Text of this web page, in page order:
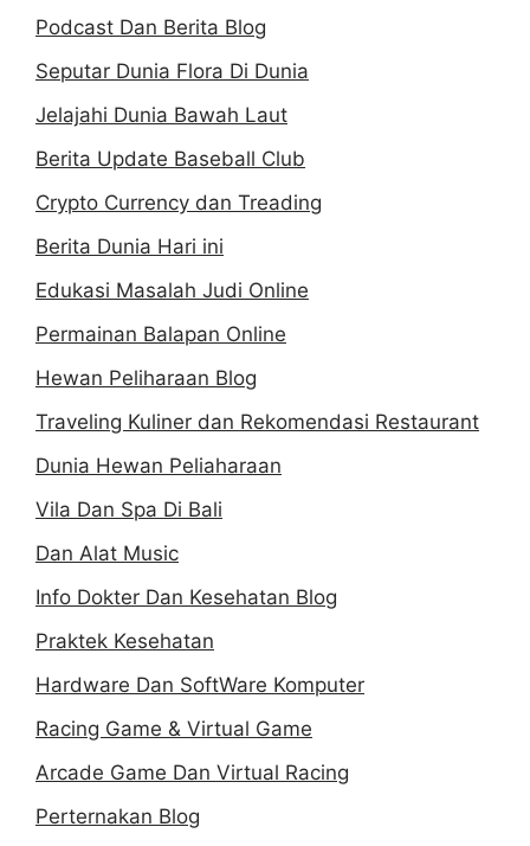
Podcast Dan Berita Blog
Seputar Dunia Flora Di Dunia
Jelajahi Dunia Bawah Laut
Berita Update Baseball Club
Crypto Currency dan Treading
Berita Dunia Hari ini
Edukasi Masalah Judi Online
Permainan Balapan Online
Hewan Peliharaan Blog
Traveling Kuliner dan Rekomendasi Restaurant
Dunia Hewan Peliaharaan
Vila Dan Spa Di Bali
Dan Alat Music
Info Dokter Dan Kesehatan Blog
Praktek Kesehatan
Hardware Dan SoftWare Komputer
Racing Game & Virtual Game
Arcade Game Dan Virtual Racing
Perternakan Blog